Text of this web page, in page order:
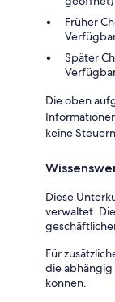
Früher
Später
Die oben
keine
Diese
verwaltet.
Für
die
können.